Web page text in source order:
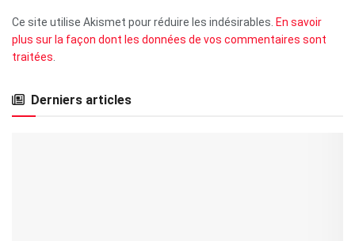
Ce site utilise Akismet pour réduire les indésirables. En savoir
plus sur la façon dont les données de vos commentaires sont
traitées.
Derniers articles